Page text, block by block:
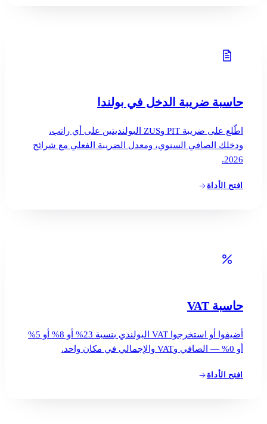
حاسبة ضريبة الدخل في بولندا
اطّلع على ضريبة PIT وZUS البولنديتين على أي راتب،
ودخلك الصافي السنوي، ومعدل الضريبة الفعلي مع شرائح
2026.
افتح الأداة
حاسبة VAT
أضيفوا أو استخرجوا VAT البولندي بنسبة 23% أو 8% أو 5%
أو 0% — الصافي وVAT والإجمالي في مكان واحد.
افتح الأداة